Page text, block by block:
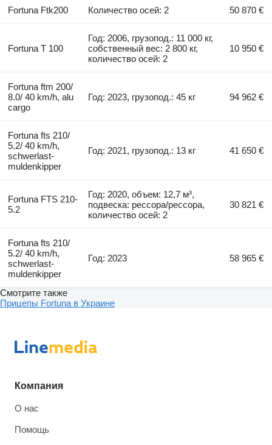
Fortuna Ftk200 Количество осей: 2 50 870 €
Fortuna T 100
Год: 2006, грузопод.: 11 000 кг,
собственный вес: 2 800 кг,
количество осей: 2
10 950 €
Fortuna ftm 200/
8.0/ 40 km/h, alu
cargo
Год: 2023, грузопод.: 45 кг 94 962 €
Fortuna fts 210/
5.2/ 40 km/h,
schwerlast-
muldenkipper
Год: 2021, грузопод.: 13 кг 41 650 €
Fortuna FTS 210-
5.2
Год: 2020, объем: 12,7 м³,
подвеска: рессора/рессора,
количество осей: 2
30 821 €
Fortuna fts 210/
5.2/ 40 km/h,
schwerlast-
muldenkipper
Год: 2023 58 965 €
Смотрите также
Прицепы Fortuna в Украине
Компания
О нас
Помощь